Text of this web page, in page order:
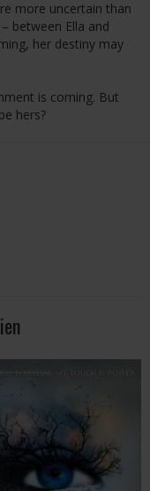
more uncertain than
between Ella and
her destiny may
is coming. But
hers?